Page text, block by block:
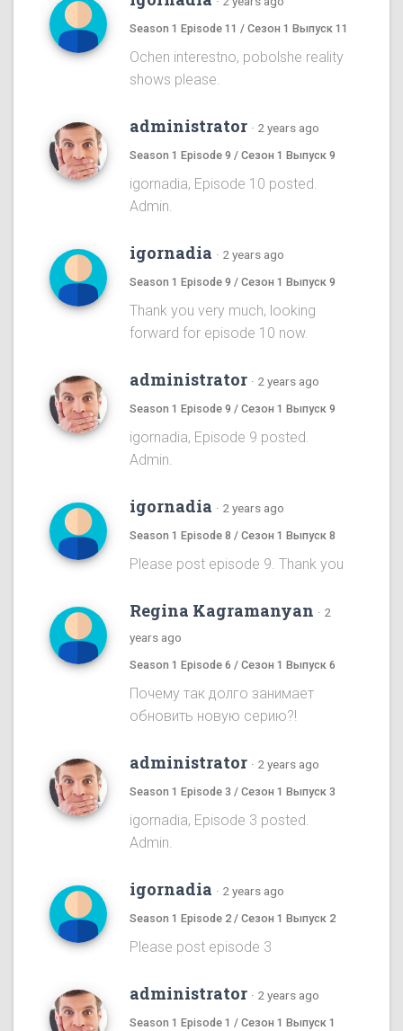
Season 1 Episode 11 / Сезон 1 Выпуск 11
Ochen interestno, pobolshe reality
shows please.
administrator · 2 years ago
Season 1 Episode 9 / Сезон 1 Выпуск 9
igornadia, Episode 10 posted.
Admin.
igornadia · 2 years ago
Season 1 Episode 9 / Сезон 1 Выпуск 9
Thank you very much, looking
forward for episode 10 now.
administrator · 2 years ago
Season 1 Episode 9 / Сезон 1 Выпуск 9
igornadia, Episode 9 posted.
Admin.
igornadia · 2 years ago
Season 1 Episode 8 / Сезон 1 Выпуск 8
Please post episode 9. Thank you
Regina Kagramanyan · 2
years ago
Season 1 Episode 6 / Сезон 1 Выпуск 6
Почему так долго занимает
обновить новую серию?!
administrator · 2 years ago
Season 1 Episode 3 / Сезон 1 Выпуск 3
igornadia, Episode 3 posted.
Admin.
igornadia · 2 years ago
Season 1 Episode 2 / Сезон 1 Выпуск 2
Please post episode 3
administrator · 2 years ago
Season 1 Episode 1 / Сезон 1 Выпуск 1